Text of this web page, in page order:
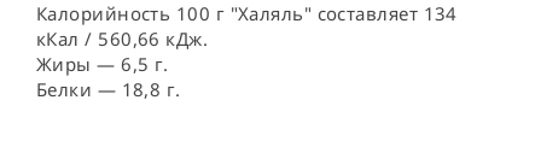
Калорийность 100 г "Халяль" составляет 134
кКал / 560,66 кДж.
Жиры — 6,5 г.
Белки — 18,8 г.